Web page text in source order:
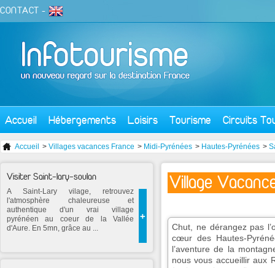
CONTACT -
Accueil Hébergements Loisirs Tourisme Circuits
Accueil > Villages vacances France > Midi-Pyrénées > Hautes-Pyrénées >
Village
Chut, ne dérangez pas
cœur des Hautes-
l’aventure de la
nous vous accueillir aux
Visiter Saint-lary-soulan
+
A Saint-Lary vilage, retrouvez
l'atmosphère chaleureuse et
authentique d'un vrai village
pyrénéen au coeur de la Vallée
d'Aure. En 5mn, grâce au ...